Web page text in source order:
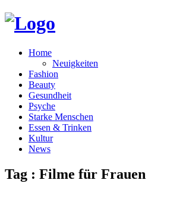
Home
Neuigkeiten
Fashion
Beauty
Gesundheit
Psyche
Starke Menschen
Essen & Trinken
Kultur
News
Tag : Filme für Frauen